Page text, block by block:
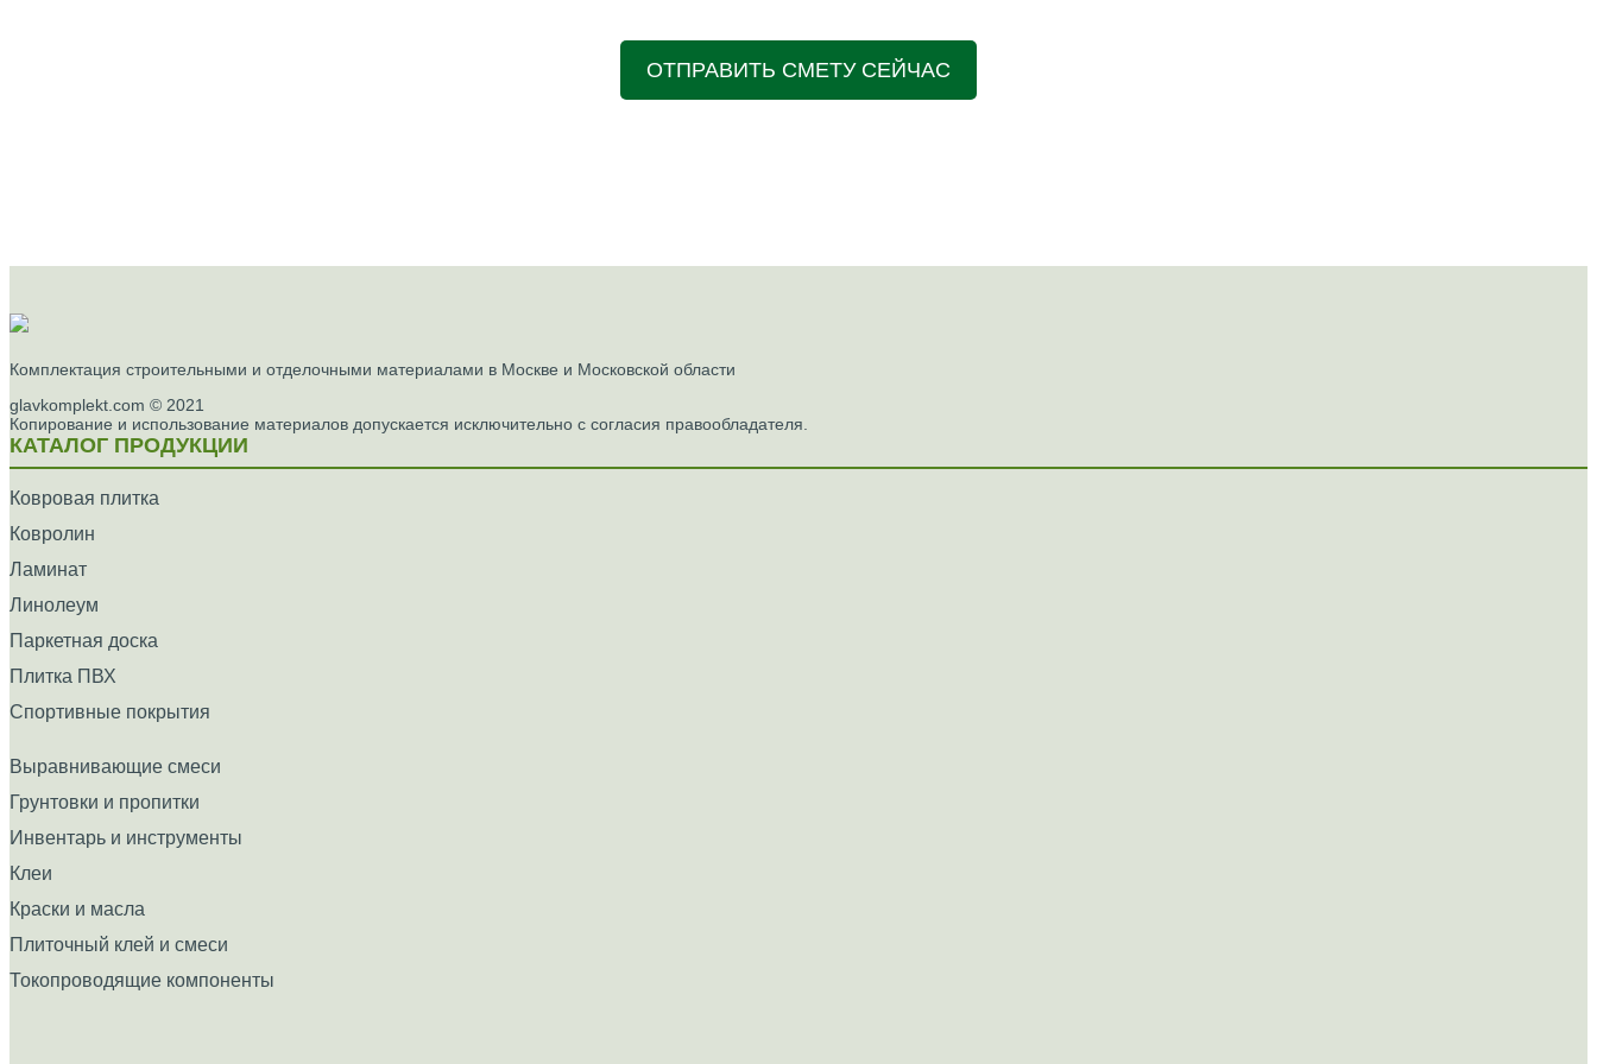
ОТПРАВИТЬ СМЕТУ СЕЙЧАС
Комплектация строительными и отделочными материалами в Москве и Московской области
glavkomplekt.com © 2021
Копирование и использование материалов допускается исключительно с согласия правообладателя.
КАТАЛОГ ПРОДУКЦИИ
Ковровая плитка
Ковролин
Ламинат
Линолеум
Паркетная доска
Плитка ПВХ
Спортивные покрытия
Выравнивающие смеси
Грунтовки и пропитки
Инвентарь и инструменты
Клеи
Краски и масла
Плиточный клей и смеси
Токопроводящие компоненты